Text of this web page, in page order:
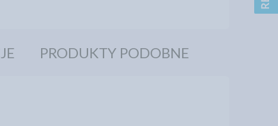
PRODUKTY PODOBNE